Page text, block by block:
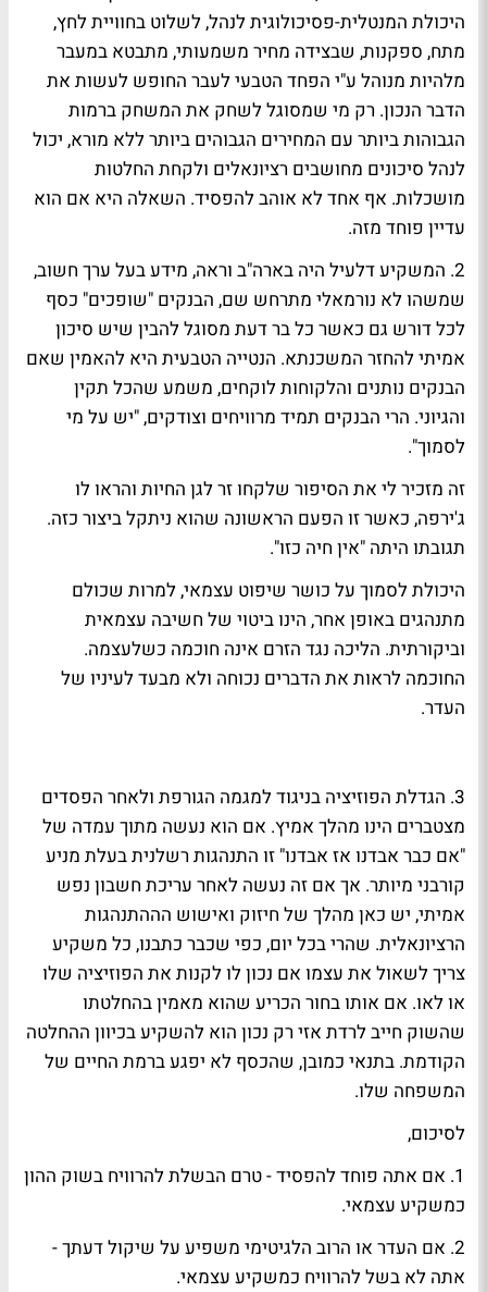
היכולת המנטלית-פסיכולוגית לנהל, לשלוט בחוויית לחץ,
מתח, ספקנות, שבצידה מחיר משמעותי, מתבטא במעבר
מלהיות מנוהל ע"י הפחד הטבעי לעבר החופש לעשות את
הדבר הנכון. רק מי שמסוגל לשחק את המשחק ברמות
הגבוהות ביותר עם המחירים הגבוהים ביותר ללא מורא, יכול
לנהל סיכונים מחושבים רציונאלים ולקחת החלטות
מושכלות. אף אחד לא אוהב להפסיד. השאלה היא אם הוא
עדיין פוחד מזה.
2. המשקיע דלעיל היה בארה"ב וראה, מידע בעל ערך חשוב,
שמשהו לא נורמאלי מתרחש שם, הבנקים "שופכים" כסף
לכל דורש גם כאשר כל בר דעת מסוגל להבין שיש סיכון
אמיתי להחזר המשכנתא. הנטייה הטבעית היא להאמין שאם
הבנקים נותנים והלקוחות לוקחים, משמע שהכל תקין
והגיוני. הרי הבנקים תמיד מרוויחים וצודקים, "יש על מי
לסמוך".
זה מזכיר לי את הסיפור שלקחו זר לגן החיות והראו לו
ג'ירפה, כאשר זו הפעם הראשונה שהוא ניתקל ביצור כזה.
תגובתו היתה "אין חיה כזו".
היכולת לסמוך על כושר שיפוט עצמאי, למרות שכולם
מתנהגים באופן אחר, הינו ביטוי של חשיבה עצמאית
וביקורתית. הליכה נגד הזרם אינה חוכמה כשלעצמה.
החוכמה לראות את הדברים נכוחה ולא מבעד לעיניו של
העדר.
3. הגדלת הפוזיציה בניגוד למגמה הגורפת ולאחר הפסדים
מצטברים הינו מהלך אמיץ. אם הוא נעשה מתוך עמדה של
"אם כבר אבדנו אז אבדנו" זו התנהגות רשלנית בעלת מניע
קורבני מיותר. אך אם זה נעשה לאחר עריכת חשבון נפש
אמיתי, יש כאן מהלך של חיזוק ואישוש הההתנהגות
הרציונאלית. שהרי בכל יום, כפי שכבר כתבנו, כל משקיע
צריך לשאול את עצמו אם נכון לו לקנות את הפוזיציה שלו
או לאו. אם אותו בחור הכריע שהוא מאמין בהחלטתו
שהשוק חייב לרדת אזי רק נכון הוא להשקיע בכיוון ההחלטה
הקודמת. בתנאי כמובן, שהכסף לא יפגע ברמת החיים של
המשפחה שלו.
לסיכום,
1. אם אתה פוחד להפסיד - טרם הבשלת להרוויח בשוק ההון
כמשקיע עצמאי.
2. אם העדר או הרוב הלגיטימי משפיע על שיקול דעתך -
אתה לא בשל להרוויח כמשקיע עצמאי.